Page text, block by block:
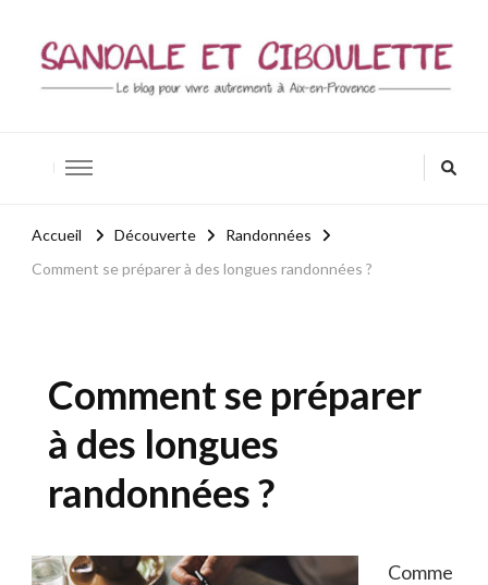
Accueil Découverte
Randonnées
Comment se préparer à des longues randonnées ?
Comment se préparer
à des longues
randonnées ?
Comme